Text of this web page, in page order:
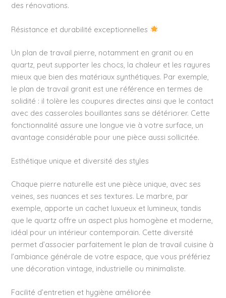
des rénovations.
Résistance et durabilité exceptionnelles
Un plan de travail pierre, notamment en granit ou en
quartz, peut supporter les chocs, la chaleur et les rayures
mieux que bien des matériaux synthétiques. Par exemple,
le plan de travail granit est une référence en termes de
solidité : il tolère les coupures directes ainsi que le contact
avec des casseroles bouillantes sans se détériorer. Cette
fonctionnalité assure une longue vie à votre surface, un
avantage considérable pour une pièce aussi sollicitée.
Esthétique unique et diversité des styles
Chaque pierre naturelle est une pièce unique, avec ses
veines, ses nuances et ses textures. Le marbre, par
exemple, apporte un cachet luxueux et lumineux, tandis
que le quartz offre un aspect plus homogène et moderne,
idéal pour un intérieur contemporain. Cette diversité
permet d’associer parfaitement le plan de travail cuisine à
l’ambiance générale de votre espace, que vous préfériez
une décoration vintage, industrielle ou minimaliste.
Facilité d’entretien et hygiène améliorée